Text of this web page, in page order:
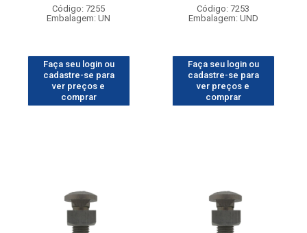
Código: 7255
Embalagem: UN
Faça seu login ou
cadastre-se para
ver preços e
comprar
Código: 7253
Embalagem: UND
Faça seu login ou
cadastre-se para
ver preços e
comprar